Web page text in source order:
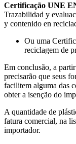
Certificação UNE
Trazabilidad y
y contenido en
Ou uma
reciclagem de
Em conclusão, a
precisarão que seus
facilitem alguma das
obter a isenção do
A quantidade de
fatura comercial, na
importador.